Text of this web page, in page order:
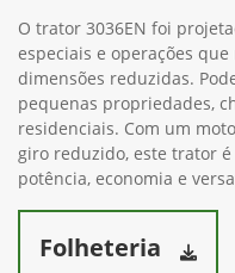
O trator 3036EN foi
especiais e operações
dimensões reduzidas.
pequenas propriedades,
residenciais. Com um
giro reduzido, este trator
potência, economia e
Folheteria